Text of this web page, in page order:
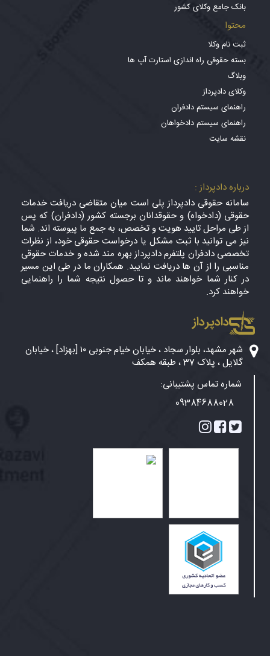
بانک جامع وکلای کشور
محتوا
ثبت نام وکلا
بسته حقوقی راه اندازی استارت آپ ها
وبلاگ
وکلای دادپرداز
راهنمای سیستم دادفران
راهنمای سیستم دادخواهان
نقشه سایت
درباره دادپرداز :
سامانه حقوقی دادپرداز پلی است میان متقاضی دریافت خدمات
حقوقی (دادخواه) و حقوقدانان برجسته کشور (دادفران) که پس
از طی مراحل تایید هویت و تخصص، به جمع ما پیوسته اند. شما
نیز می توانید با ثبت مشکل یا درخواست حقوقی خود، از نظرات
تخصصی دادفران پلتفرم دادپرداز بهره مند شده و خدمات حقوقی
مناسبی را از آن ها دریافت نمایید. همکاران ما در طی این مسیر
در کنار شما خواهند ماند و تا حصول نتیجه شما را راهنمایی
خواهند کرد.
دادپرداز
شهر مشهد، بلوار سجاد ، خیابان خیام جنوبی ۱۰ [بهزاد] ، خیابان
گلایل ، پلاک 37 ، طبقه همکف
شماره تماس پشتیبانی:
09384688028